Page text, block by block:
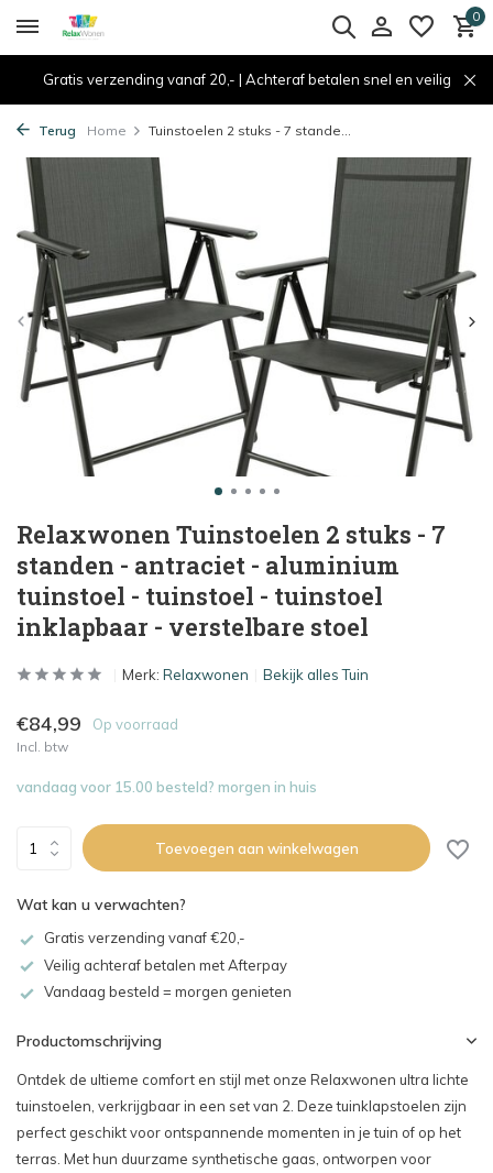
0
Gratis verzending vanaf 20,- | Achteraf betalen snel en veilig
Terug Home Tuinstoelen 2 stuks - 7 stande...
Relaxwonen Tuinstoelen 2 stuks - 7
standen - antraciet - aluminium
tuinstoel - tuinstoel - tuinstoel
inklapbaar - verstelbare stoel
Merk: Relaxwonen Bekijk alles Tuin
€84,99 Op voorraad
Incl. btw
vandaag voor 15.00 besteld? morgen in huis
Toevoegen aan winkelwagen
Wat kan u verwachten?
Gratis verzending vanaf €20,-
Veilig achteraf betalen met Afterpay
Vandaag besteld = morgen genieten
Productomschrijving
Ontdek de ultieme comfort en stijl met onze Relaxwonen ultra lichte
tuinstoelen, verkrijgbaar in een set van 2. Deze tuinklapstoelen zijn
perfect geschikt voor ontspannende momenten in je tuin of op het
terras. Met hun duurzame synthetische gaas, ontworpen voor